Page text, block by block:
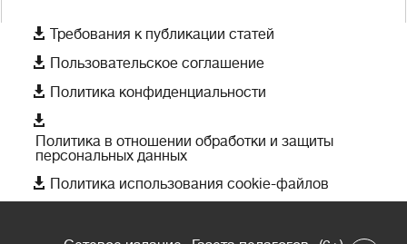
 Требования к публикации статей
 Пользовательское соглашение
 Политика конфиденциальности

Политика в отношении обработки и защиты
персональных данных
 Политика использования cookie-файлов